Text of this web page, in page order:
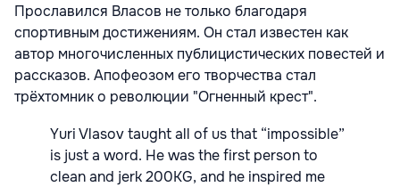
Прославился Власов не только благодаря
спортивным достижениям. Он стал известен как
автор многочисленных публицистических повестей и
рассказов. Апофеозом его творчества стал
трёхтомник о революции "Огненный крест".
Yuri Vlasov taught all of us that “impossible”
is just a word. He was the first person to
clean and jerk 200KG, and he inspired me